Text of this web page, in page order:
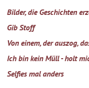
home Impressum
Bilder, die Geschichten
Gib Stoff
Von einem, der auszog,
Ich bin kein Müll - holt
Selfies mal anders